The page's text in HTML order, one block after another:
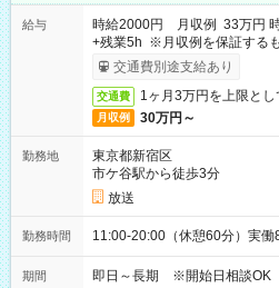
給与
時給2000円 月収例 33万円
+残業5h ※月収例を保証する
取りサービス利用可（利用条件
交通費別途支給あり
交通費 1ヶ月3万円を上限と
月収例 30万円～
勤務地
東京都新宿区
市ケ谷駅から徒歩3分
放送
勤務時間 11:00-20:00（休憩60分）実働
期間 即日～長期 ※開始日相談OK